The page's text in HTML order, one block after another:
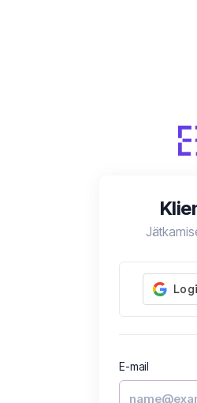
E-mail